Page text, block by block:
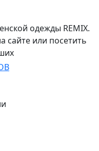
одежды REMIX.
сайте или посетить